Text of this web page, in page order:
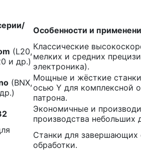
Особенности и
(L20,
и др.)
Классические
мелких и средних
электроника).
(BNX, Мощные и жёсткие
осью Y для комплексной
патрона.
Экономичные и
производства небольших
Станки для завершающих
обработки.